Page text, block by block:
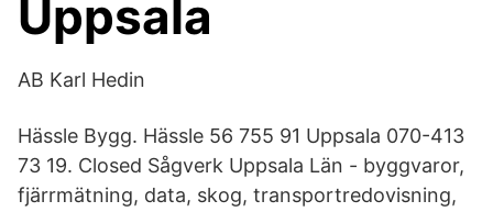
Uppsala
AB Karl Hedin
Hässle Bygg. Hässle 56 755 91 Uppsala 070-413
73 19. Closed Sågverk Uppsala Län - byggvaror,
fjärrmätning, data, skog, transportredovisning,